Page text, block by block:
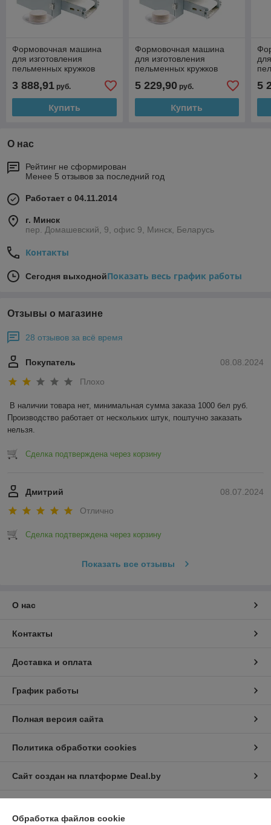
Формовочная машина
для изготовления
пельменных кружков
Kocateq OMJ round B 70/2
3 888,91 руб.
Купить
Формовочная машина
для изготовления
пельменных кружков
75/1.6
5 229,90руб.
Купить
75/
5
О нас
Рейтинг не сформирован
Менее 5 отзывов за последний год
Работает с 04.11.2014
г. Минск
пер. Домашевский, 9, офис 9, Минск, Беларусь
Контакты
Сегодня выходнойПоказать весь график работы
Отзывы о магазине
28 отзывов за всё время
08.08.2024
Покупатель
Плохо
В наличии товара нет, минимальная сумма заказа 1000 бел руб.
Производство работает от нескольких штук, поштучно заказать
нельзя.
Сделка подтверждена через корзину
08.07.2024
Дмитрий
Отлично
Сделка подтверждена через корзину
Показать все отзывы
О нас
Контакты
Доставка и оплата
График работы
Полная версия сайта
Политика обработки cookies
Сайт создан на платформе Deal.by
Обработка файлов cookie